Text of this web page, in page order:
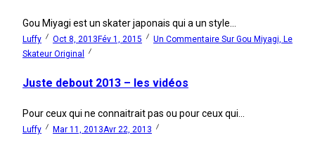
Gou Miyagi est un skater japonais qui a un style...
Luffy Oct 8, 2013Fév 1, 2015 Un Commentaire Sur Gou Miyagi, Le
Skateur Original
Juste debout 2013 – les vidéos
Pour ceux qui ne connaitrait pas ou pour ceux qui...
Luffy Mar 11, 2013Avr 22, 2013